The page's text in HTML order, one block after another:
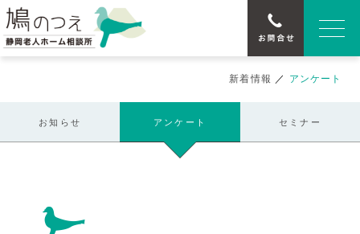
新着情報 ／ アンケート
お知らせ アンケート セミナー